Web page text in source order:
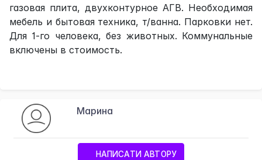
газовая плита, двухконтурное АГВ. Необходимая
мебель и бытовая техника, т/ванна. Парковки нет.
Для 1-го человека, без животных. Коммунальные
включены в стоимость.
Марина
НАПИСАТИ АВТОРУ